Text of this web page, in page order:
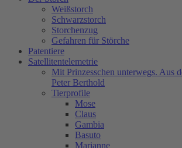
Weißstorch
Schwarzstorch
Storchenzug
Gefahren für Störche
Patentiere
Satellitentelemetrie
Mit Prinzesschen unterwegs. Aus
Peter Berthold
Tierprofile
Mose
Claus
Gambia
Basuto
Marianne